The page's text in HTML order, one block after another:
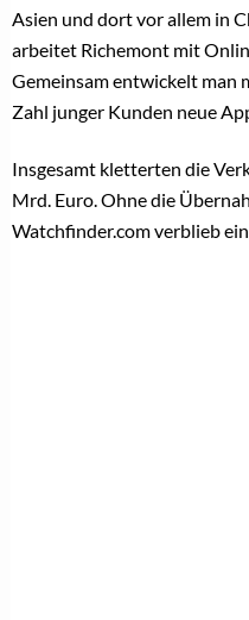
Asien und dort vor allem in
arbeitet Richemont mit
Gemeinsam entwickelt man
Zahl junger Kunden neue
Insgesamt kletterten die
Mrd. Euro.Ohne die
Watchfinder.com verblieb